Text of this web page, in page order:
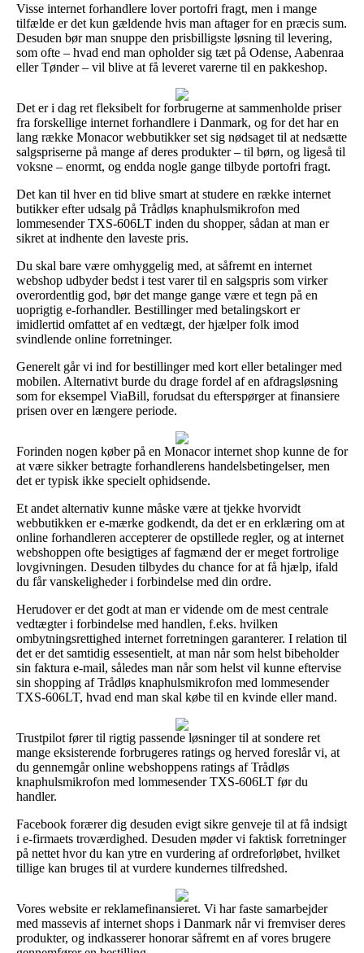
Visse internet forhandlere lover portofri fragt, men i mange
tilfælde er det kun gældende hvis man aftager for en præcis sum.
Desuden bør man snuppe den prisbilligste løsning til levering,
som ofte – hvad end man opholder sig tæt på Odense, Aabenraa
eller Tønder – vil blive at få leveret varerne til en pakkeshop.
Det er i dag ret fleksibelt for forbrugerne at sammenholde priser
fra forskellige internet forhandlere i Danmark, og for det har en
lang række Monacor webbutikker set sig nødsaget til at nedsætte
salgspriserne på mange af deres produkter – til børn, og ligeså til
voksne – enormt, og endda nogle gange tilbyde portofri fragt.
Det kan til hver en tid blive smart at studere en række internet
butikker efter udsalg på Trådløs knaphulsmikrofon med
lommesender TXS-606LT inden du shopper, sådan at man er
sikret at indhente den laveste pris.
Du skal bare være omhyggelig med, at såfremt en internet
webshop udbyder bedst i test varer til en salgspris som virker
overordentlig god, bør det mange gange være et tegn på en
uoprigtig e-forhandler. Bestillinger med betalingskort er
imidlertid omfattet af en vedtægt, der hjælper folk imod
svindlende online forretninger.
Generelt går vi ind for bestillinger med kort eller betalinger med
mobilen. Alternativt burde du drage fordel af en afdragsløsning
som for eksempel ViaBill, forudsat du efterspørger at finansiere
prisen over en længere periode.
Forinden nogen køber på en Monacor internet shop kunne de for
at være sikker betragte forhandlerens handelsbetingelser, men
det er typisk ikke specielt ophidsende.
Et andet alternativ kunne måske være at tjekke hvorvidt
webbutikken er e-mærke godkendt, da det er en erklæring om at
online forhandleren accepterer de opstillede regler, og at internet
webshoppen ofte besigtiges af fagmænd der er meget fortrolige
lovgivningen. Desuden tilbydes du chance for at få hjælp, ifald
du får vanskeligheder i forbindelse med din ordre.
Herudover er det godt at man er vidende om de mest centrale
vedtægter i forbindelse med handlen, f.eks. hvilken
ombytningsrettighed internet forretningen garanterer. I relation til
det er det samtidig essesentielt, at man når som helst bibeholder
sin faktura e-mail, således man når som helst vil kunne eftervise
sin shopping af Trådløs knaphulsmikrofon med lommesender
TXS-606LT, hvad end man skal købe til en kvinde eller mand.
Trustpilot fører til rigtig passende løsninger til at sondere ret
mange eksisterende forbrugeres ratings og herved foreslår vi, at
du gennemgår online webshoppens ratings af Trådløs
knaphulsmikrofon med lommesender TXS-606LT før du
handler.
Facebook forærer dig desuden evigt sikre genveje til at få indsigt
i e-firmaets troværdighed. Desuden møder vi faktisk forretninger
på nettet hvor du kan ytre en vurdering af ordreforløbet, hvilket
tillige kan bruges til at vurdere kundernes tilfredshed.
Vores website er reklamefinansieret. Vi har faste samarbejder
med massevis af internet shops i Danmark når vi fremviser deres
produkter, og indkasserer honorar såfremt en af vores brugere